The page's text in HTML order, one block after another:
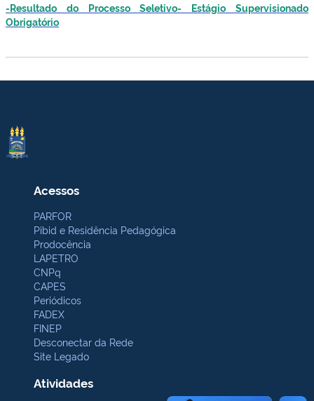
-Resultado do Processo Seletivo- Estágio Supervisionado
Obrigatório
Acessos
PARFOR
Pibid e Residência Pedagógica
Prodocência
LAPETRO
CNPq
CAPES
Periódicos
FADEX
FINEP
Desconectar da Rede
Site Legado
Atividades